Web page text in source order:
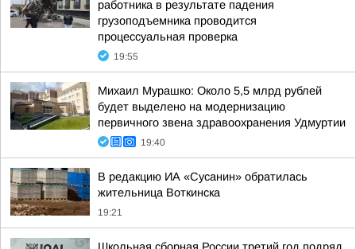
работника в результате падения
грузоподъемника проводится
процессуальная проверка
19:55
Михаил Мурашко: Около 5,5 млрд рублей
будет выделено на модернизацию
первичного звена здравоохранения Удмуртии
19:40
В редакцию ИА «Сусанин» обратилась
жительница Воткинска
19:21